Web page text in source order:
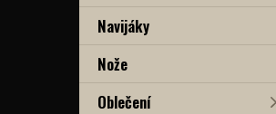
Navijáky
Nože
Oblečení